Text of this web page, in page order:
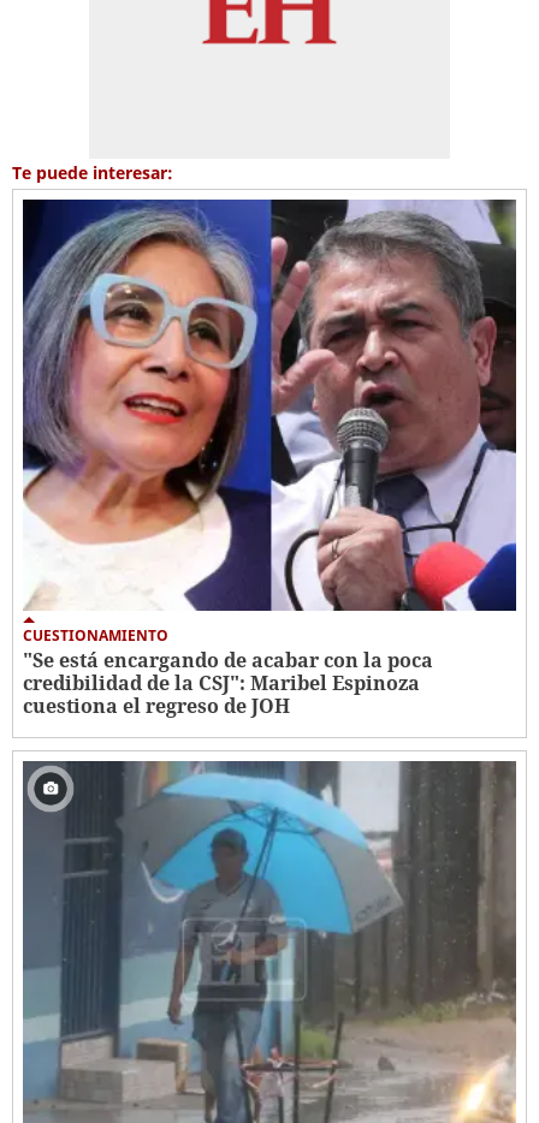
Te puede interesar:
CUESTIONAMIENTO
"Se está encargando de acabar con la poca
credibilidad de la CSJ": Maribel Espinoza
cuestiona el regreso de JOH